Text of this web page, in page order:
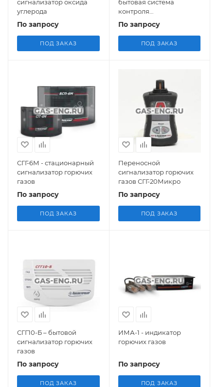
сигнализатор оксида
углерода
По запросу
ПОД ЗАКАЗ
бытовая система
контроля
загазованности
По запросу
ПОД ЗАКАЗ
СГГ-6М - стационарный
сигнализатор горючих
газов
По запросу
ПОД ЗАКАЗ
Переносной
сигнализатор горючих
газов СГГ-20Микро
По запросу
ПОД ЗАКАЗ
СГГ10-Б – бытовой
сигнализатор горючих
газов
По запросу
ПОД ЗАКАЗ
ИМА-1 - индикатор
горючих газов
По запросу
ПОД ЗАКАЗ